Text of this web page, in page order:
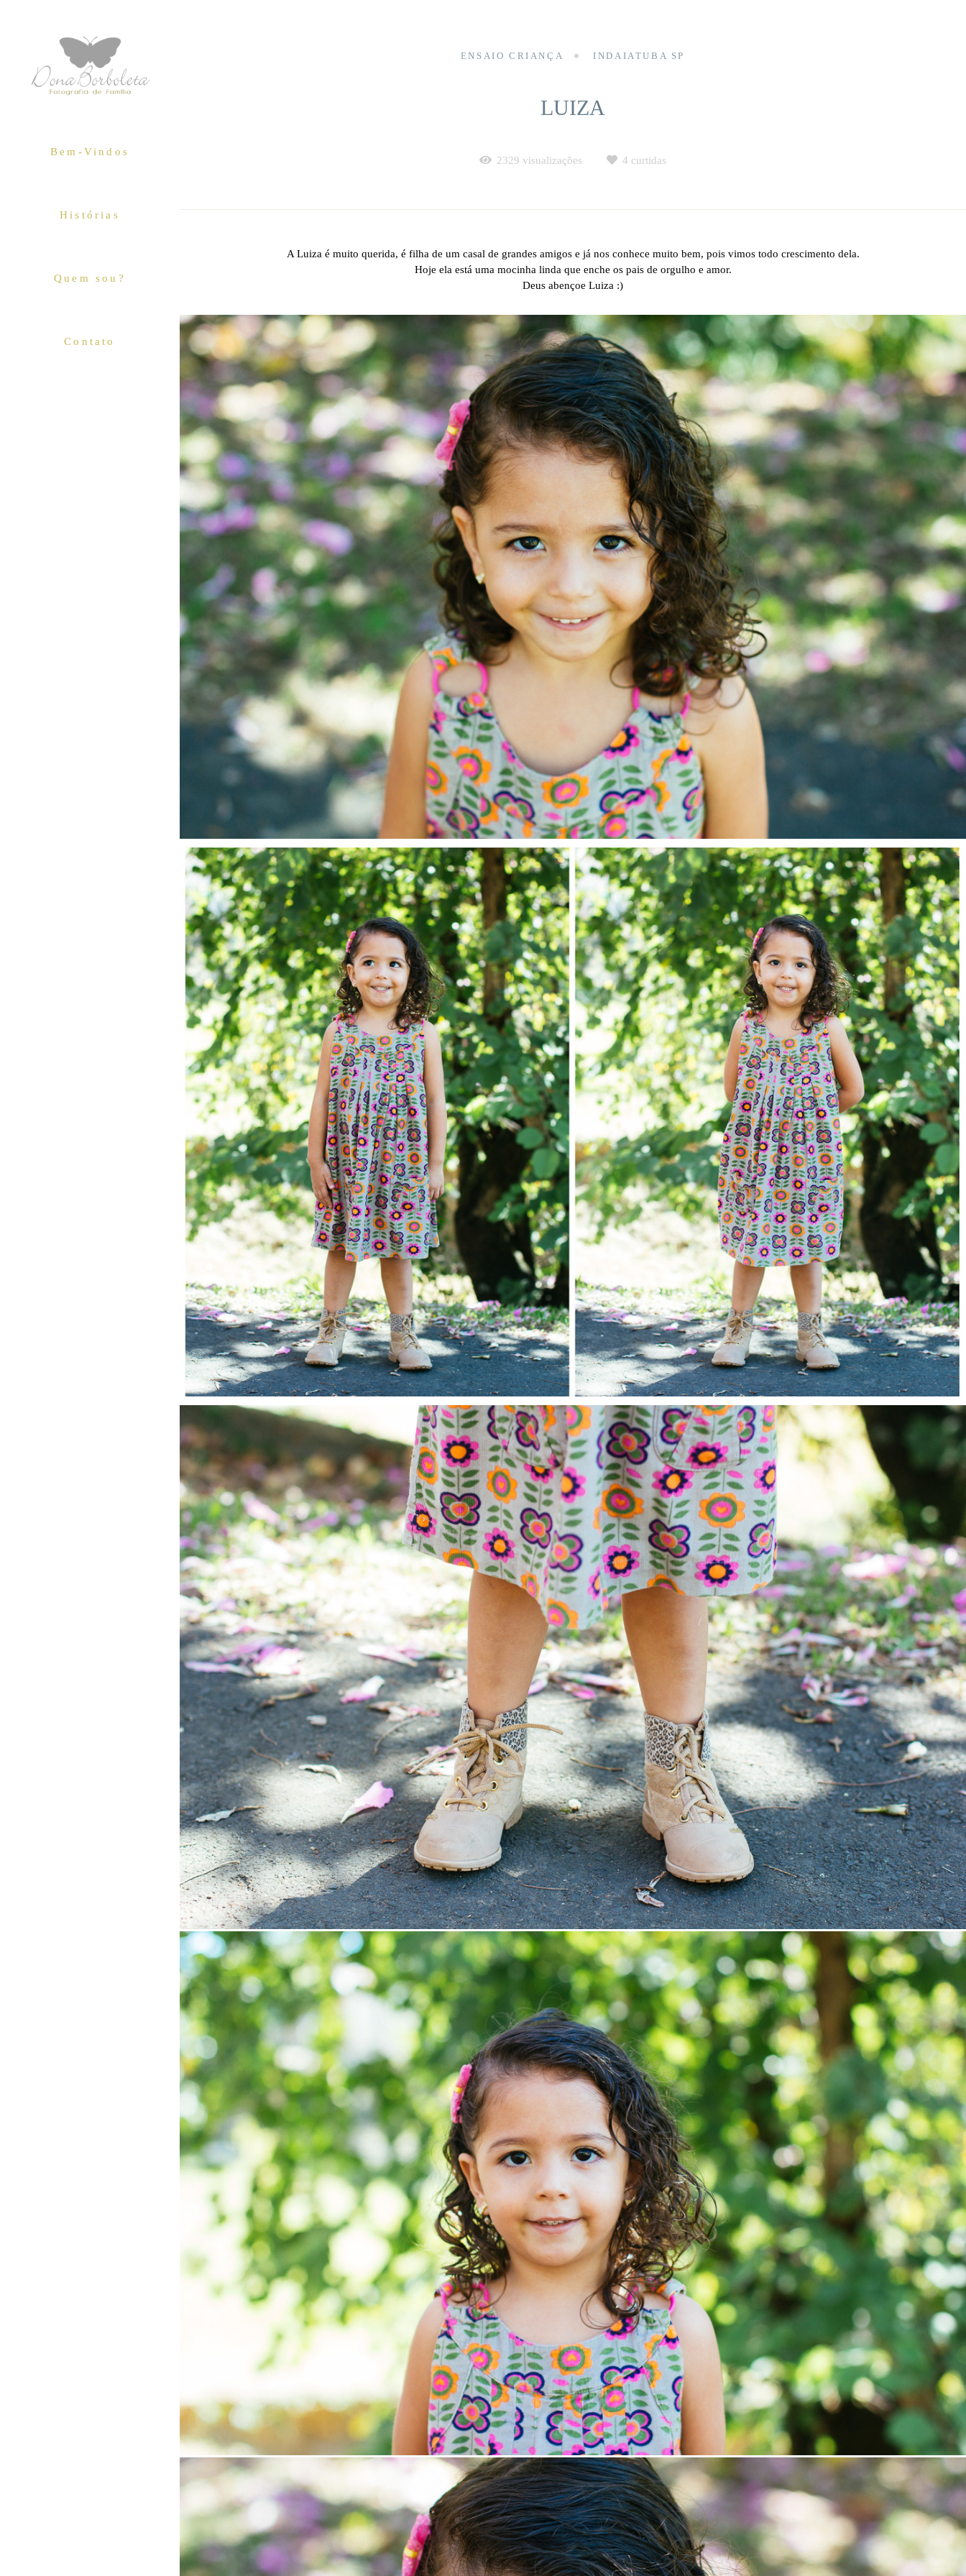
Bem-Vindos
Histórias
Quem sou?
Contato
ENSAIO CRIANÇA INDAIATUBA SP
LUIZA
2329 visualizações 4 curtidas
A Luiza é muito querida, é filha de um casal de grandes amigos e já nos conhece muito bem, pois vimos todo crescimento dela.
Hoje ela está uma mocinha linda que enche os pais de orgulho e amor.
Deus abençoe Luiza :)